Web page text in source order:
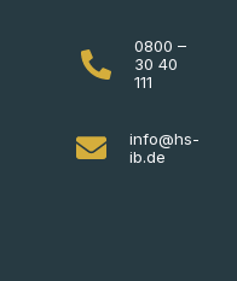
0800 –
30 40
111
info@hs-
ib.de